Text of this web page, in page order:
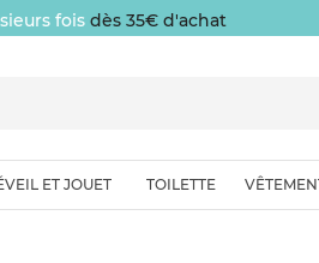
fois dès 35€ d'achat
ET JOUET TOILETTE